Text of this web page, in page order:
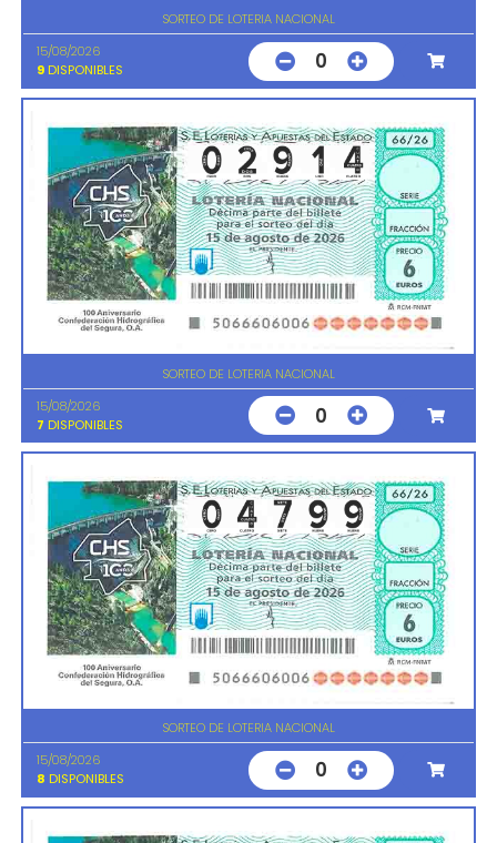
SORTEO DE LOTERIA NACIONAL
15/08/2026
9 DISPONIBLES 0
SORTEO DE LOTERIA NACIONAL
15/08/2026
7 DISPONIBLES 0
SORTEO DE LOTERIA NACIONAL
15/08/2026
8 DISPONIBLES 0